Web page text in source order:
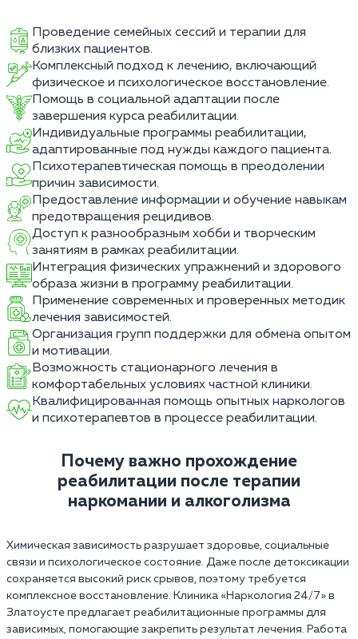
Проведение семейных сессий и терапии для
близких пациентов.
Комплексный подход к лечению, включающий
физическое и психологическое восстановление.
Помощь в социальной адаптации после
завершения курса реабилитации.
Индивидуальные программы реабилитации,
адаптированные под нужды каждого пациента.
Психотерапевтическая помощь в преодолении
причин зависимости.
Предоставление информации и обучение навыкам
предотвращения рецидивов.
Доступ к разнообразным хобби и творческим
занятиям в рамках реабилитации.
Интеграция физических упражнений и здорового
образа жизни в программу реабилитации.
Применение современных и проверенных методик
лечения зависимостей.
Организация групп поддержки для обмена опытом
и мотивации.
Возможность стационарного лечения в
комфортабельных условиях частной клиники.
Квалифицированная помощь опытных наркологов
и психотерапевтов в процессе реабилитации.
Почему важно прохождение
реабилитации после терапии
наркомании и алкоголизма
Химическая зависимость разрушает здоровье, социальные
связи и психологическое состояние. Даже после детоксикации
сохраняется высокий риск срывов, поэтому требуется
комплексное восстановление. Клиника «Наркология 24/7» в
Златоусте предлагает реабилитационные программы для
зависимых, помогающие закрепить результат лечения. Работа